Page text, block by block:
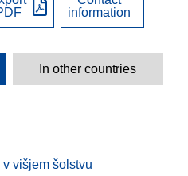
višjem šolstvu
information
In other countries